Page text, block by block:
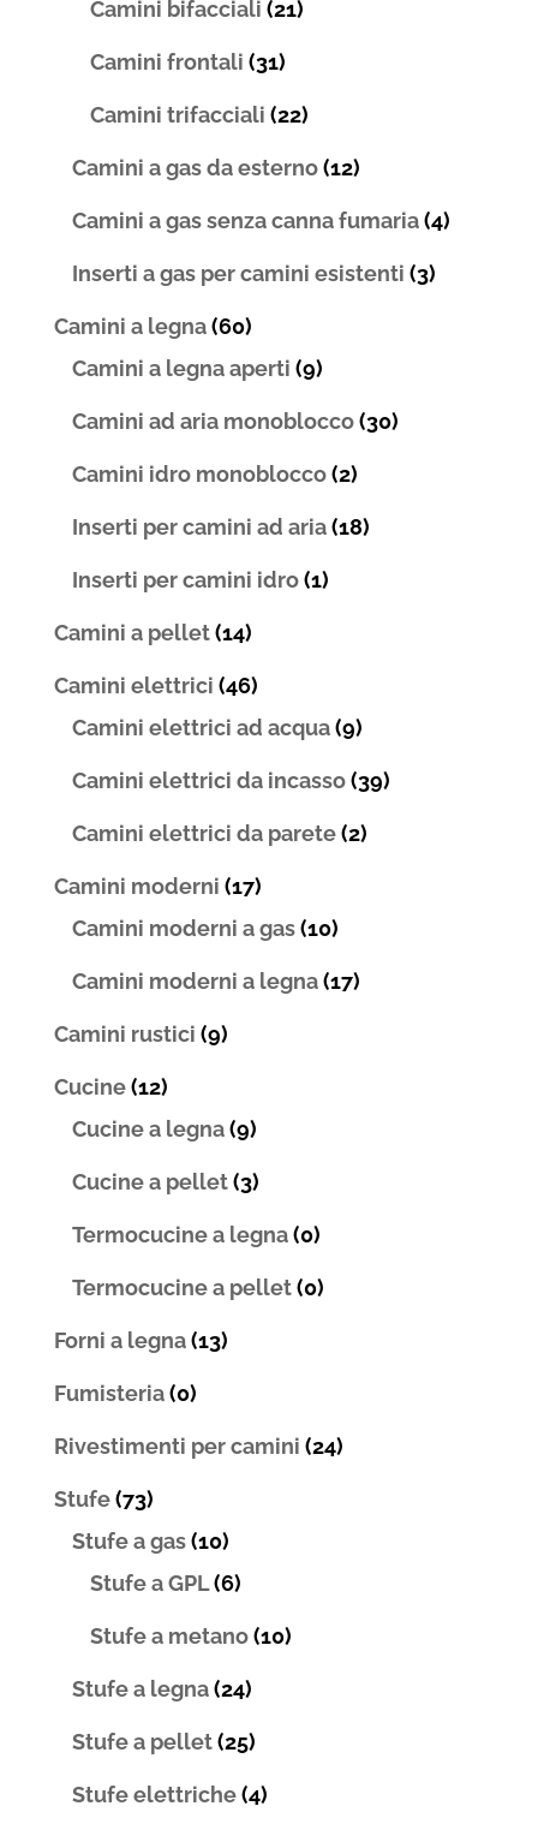
Camini bifacciali (21)
Camini frontali (31)
Camini trifacciali (22)
Camini a gas da esterno (12)
Camini a gas senza canna fumaria (4)
Inserti a gas per camini esistenti (3)
Camini a legna (60)
Camini a legna aperti (9)
Camini ad aria monoblocco (30)
Camini idro monoblocco (2)
Inserti per camini ad aria (18)
Inserti per camini idro (1)
Camini a pellet (14)
Camini elettrici (46)
Camini elettrici ad acqua (9)
Camini elettrici da incasso (39)
Camini elettrici da parete (2)
Camini moderni (17)
Camini moderni a gas (10)
Camini moderni a legna (17)
Camini rustici (9)
Cucine (12)
Cucine a legna (9)
Cucine a pellet (3)
Termocucine a legna (0)
Termocucine a pellet (0)
Forni a legna (13)
Fumisteria (0)
Rivestimenti per camini (24)
Stufe (73)
Stufe a gas (10)
Stufe a GPL (6)
Stufe a metano (10)
Stufe a legna (24)
Stufe a pellet (25)
Stufe elettriche (4)